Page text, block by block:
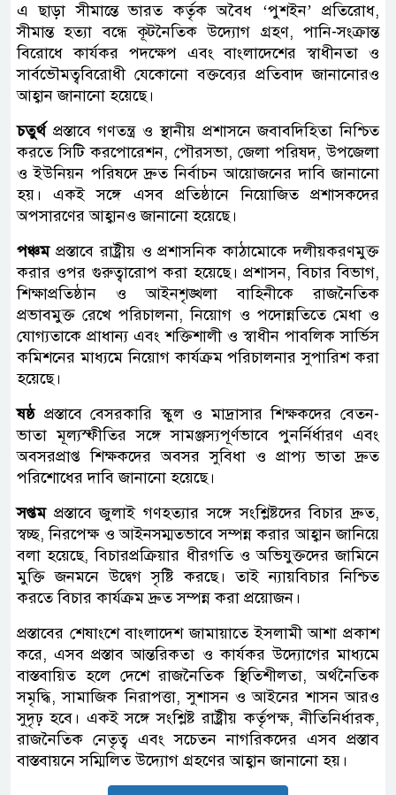
এ ছাড়া সীমান্তে ভারত কর্তৃক অবৈধ ‘পুশইন’ প্রতিরোধ,
সীমান্ত হত্যা বন্ধে কূটনৈতিক উদ্যোগ গ্রহণ, পানি-সংক্রান্ত
বিরোধে কার্যকর পদক্ষেপ এবং বাংলাদেশের স্বাধীনতা ও
সার্বভৌমত্ববিরোধী যেকোনো বক্তব্যের প্রতিবাদ জানানোরও
আহ্বান জানানো হয়েছে।
চতুর্থপ্রস্তাবে গণতন্ত্র ও স্থানীয় প্রশাসনে জবাবদিহিতা নিশ্চিত
করতে সিটি করপোরেশন, পৌরসভা, জেলা পরিষদ, উপজেলা
ও ইউনিয়ন পরিষদে দ্রুত নির্বাচন আয়োজনের দাবি জানানো
হয়। একই সঙ্গে এসব প্রতিষ্ঠানে নিয়োজিত প্রশাসকদের
অপসারণের আহ্বানও জানানো হয়েছে।
পঞ্চমপ্রস্তাবে রাষ্ট্রীয় ও প্রশাসনিক কাঠামোকে দলীয়করণমুক্ত
করার ওপর গুরুত্বারোপ করা হয়েছে। প্রশাসন, বিচার বিভাগ,
শিক্ষাপ্রতিষ্ঠান ও আইনশৃঙ্খলা বাহিনীকে রাজনৈতিক
প্রভাবমুক্ত রেখে পরিচালনা, নিয়োগ ও পদোন্নতিতে মেধা ও
যোগ্যতাকে প্রাধান্য এবং শক্তিশালী ও স্বাধীন পাবলিক সার্ভিস
কমিশনের মাধ্যমে নিয়োগ কার্যক্রম পরিচালনার সুপারিশ করা
হয়েছে।
ষষ্ঠপ্রস্তাবে বেসরকারি স্কুল ও মাদ্রাসার শিক্ষকদের বেতন-
ভাতা মূল্যস্ফীতির সঙ্গে সামঞ্জস্যপূর্ণভাবে পুনর্নির্ধারণ এবং
অবসরপ্রাপ্ত শিক্ষকদের অবসর সুবিধা ও প্রাপ্য ভাতা দ্রুত
পরিশোধের দাবি জানানো হয়েছে।
সপ্তমপ্রস্তাবে জুলাই গণহত্যার সঙ্গে সংশ্লিষ্টদের বিচার দ্রুত,
স্বচ্ছ, নিরপেক্ষ ও আইনসম্মতভাবে সম্পন্ন করার আহ্বান জানিয়ে
বলা হয়েছে, বিচারপ্রক্রিয়ার ধীরগতি ও অভিযুক্তদের জামিনে
মুক্তি জনমনে উদ্বেগ সৃষ্টি করছে। তাই ন্যায়বিচার নিশ্চিত
করতে বিচার কার্যক্রম দ্রুত সম্পন্ন করা প্রয়োজন।
প্রস্তাবের শেষাংশে বাংলাদেশ জামায়াতে ইসলামী আশা প্রকাশ
করে, এসব প্রস্তাব আন্তরিকতা ও কার্যকর উদ্যোগের মাধ্যমে
বাস্তবায়িত হলে দেশে রাজনৈতিক স্থিতিশীলতা, অর্থনৈতিক
সমৃদ্ধি, সামাজিক নিরাপত্তা, সুশাসন ও আইনের শাসন আরও
সুদৃঢ় হবে। একই সঙ্গে সংশ্লিষ্ট রাষ্ট্রীয় কর্তৃপক্ষ, নীতিনির্ধারক,
রাজনৈতিক নেতৃত্ব এবং সচেতন নাগরিকদের এসব প্রস্তাব
বাস্তবায়নে সম্মিলিত উদ্যোগ গ্রহণের আহ্বান জানানো হয়।